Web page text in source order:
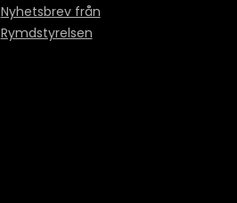
Nyhetsbrev från
Rymdstyrelsen